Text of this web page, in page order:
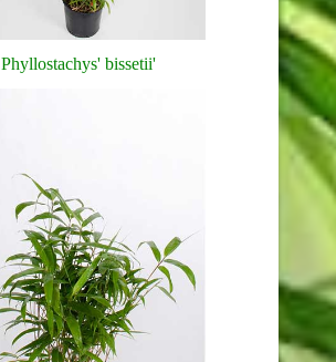
Phyllostachys' bissetii'